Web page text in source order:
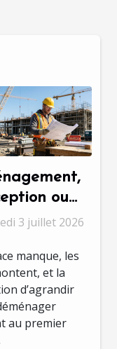
ou
: quelle
révèle
le
?
3 juillet 2026
manque, les
et la
d’agrandir
au premier